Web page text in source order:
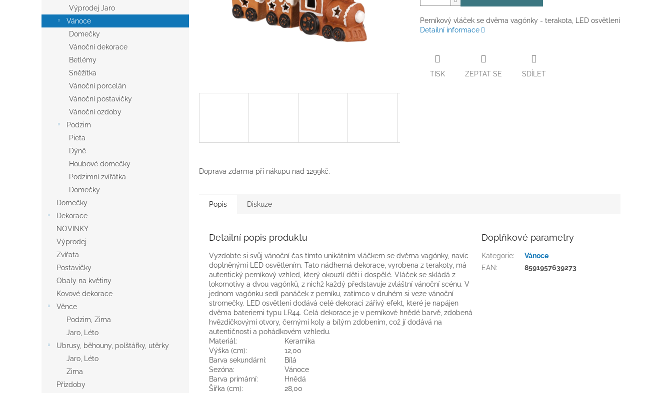
e
l
Výprodej Jaro
Vánoce
Domečky
Vánoční dekorace
Betlémy
Sněžítka
Vánoční porcelán
Vánoční postavičky
Vánoční ozdoby
Podzim
Pieta
Dýně
Houbové domečky
Podzimní zvířátka
Domečky
Domečky
Dekorace
NOVINKY
Výprodej
Zvířata
Postavičky
Obaly na květiny
Kovové dekorace
Věnce
Podzim, Zima
Jaro, Léto
Ubrusy, běhouny, polštářky, utěrky
Jaro, Léto
Zima
Přízdoby
Perníkový vláček se dvěma vagónky - terakota, LED osvětlení
Detailní informace
TISK ZEPTAT SE SDÍLET
Doprava zdarma při nákupu nad 1299kč.
Popis Diskuze
Detailní popis produktu
Vyzdobte si svůj vánoční čas tímto unikátním vláčkem se dvěma vagónky, navíc
doplněnými LED osvětlením. Tato nádherná dekorace, vyrobena z terakoty, má
autentický perníkový vzhled, který okouzlí děti i dospělé. Vláček se skládá z
lokomotivy a dvou vagónků, z nichž každý představuje zvláštní vánoční scénu. V
jednom vagónku sedí panáček z perníku, zatímco v druhém si veze vánoční
stromečky. LED osvětlení dodává celé dekoraci zářivý efekt, které je napájen
dvěma bateriemi typu LR44. Celá dekorace je v perníkové hnědé barvě, zdobená
hvězdičkovými otvory, černými koly a bílým zdobením, což jí dodává na
autentičnosti a pohádkovém vzhledu.
Materiál:
Keramika
Výška (cm):
12,00
Barva sekundární:
Bílá
Sezóna:
Vánoce
Barva primární:
Hnědá
Šířka (cm):
28,00
Doplňkové parametry
Kategorie:
Vánoce
EAN: 8591957639273